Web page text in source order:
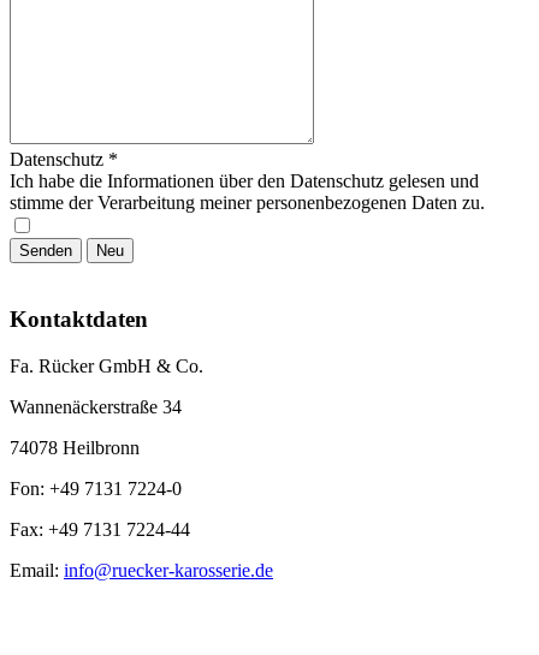
Datenschutz *
Ich habe die Informationen über den Datenschutz gelesen und
stimme der Verarbeitung meiner personenbezogenen Daten zu.
Kontaktdaten
Fa. Rücker GmbH & Co.
Wannenäckerstraße 34
74078 Heilbronn
Fon: +49 7131 7224-0
Fax: +49 7131 7224-44
Email: info@ruecker-karosserie.de